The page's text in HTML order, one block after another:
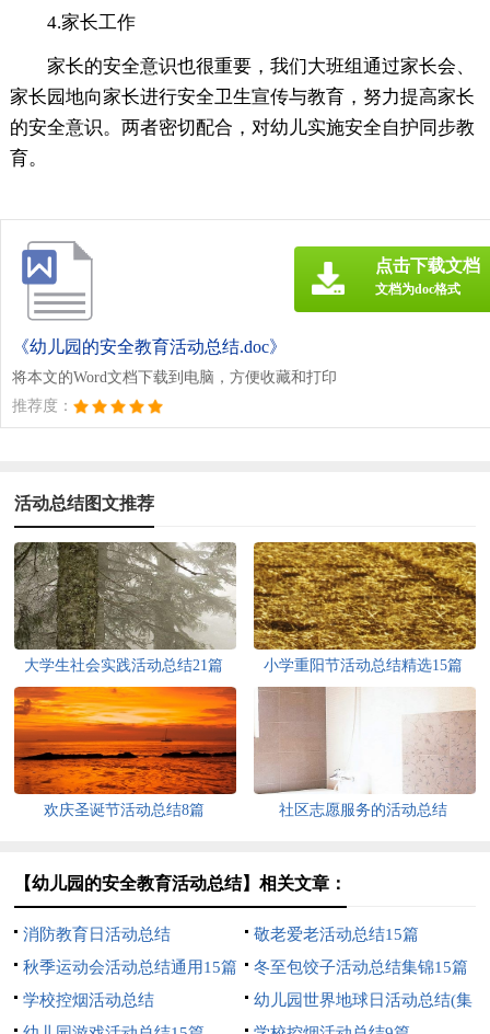
4.家长工作
家长的安全意识也很重要，我们大班组通过家长会、
家长园地向家长进行安全卫生宣传与教育，努力提高家长
的安全意识。两者密切配合，对幼儿实施安全自护同步教
育。
《幼儿园的安全教育活动总结.doc》
将本文的Word文档下载到电脑，方便收藏和打印
推荐度：
点击下载文档
文档为doc格式
活动总结图文推荐
大学生社会实践活动总结21篇 小学重阳节活动总结精选15篇
欢庆圣诞节活动总结8篇 社区志愿服务的活动总结
【幼儿园的安全教育活动总结】相关文章：
消防教育日活动总结
敬老爱老活动总结15篇
秋季运动会活动总结通用15篇
冬至包饺子活动总结集锦15篇
学校控烟活动总结
幼儿园世界地球日活动总结(集